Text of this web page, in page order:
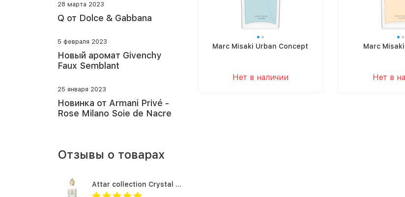
Marc Misaki Urban Concept
Нет в наличии
Marc
Нет в
28 марта 2023
Q от Dolce & Gabbana
5 февраля 2023
Новый аромат Givenchy
Faux Semblant
25 января 2023
Новинка от Armani Privé -
Rose Milano Soie de Nacre
Отзывы о товарах
Attar collection Crystal love for her